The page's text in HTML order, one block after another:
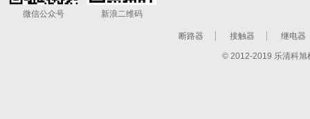
微信公众号 新浪二维码
断路器 接触器 继电器
© 2012-2019 乐清科旭